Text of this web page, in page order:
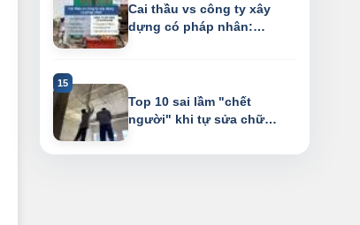
Cai thầu vs công ty xây
dựng có pháp nhân:
Top 10 sai lầm "chết
người" khi tự sửa chữa